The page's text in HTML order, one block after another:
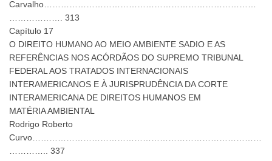
Carvalho…………………………………………………………………
………………. 313
Capítulo 17
O DIREITO HUMANO AO MEIO AMBIENTE SADIO E AS
REFERÊNCIAS NOS ACÓRDÃOS DO SUPREMO TRIBUNAL
FEDERAL AOS TRATADOS INTERNACIONAIS
INTERAMERICANOS E À JURISPRUDÊNCIA DA CORTE
INTERAMERICANA DE DIREITOS HUMANOS EM
MATÉRIA AMBIENTAL
Rodrigo Roberto
Curvo………………………………………………………………………
………….. 337